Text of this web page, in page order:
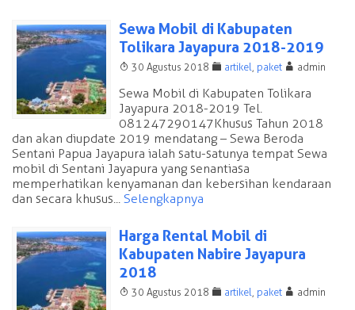
Sewa Mobil di Kabupaten
Tolikara Jayapura 2018-2019
T 30 Agustus 2018 F artikel, paket A admin
Sewa Mobil di Kabupaten Tolikara
Jayapura 2018-2019 Tel.
081247290147 Khusus Tahun 2018
dan akan diupdate 2019 mendatang – Sewa Beroda
Sentani Papua Jayapura ialah satu-satunya tempat Sewa
mobil di Sentani Jayapura yang senantiasa
memperhatikan kenyamanan dan kebersihan kendaraan
dan secara khusus... Selengkapnya
Harga Rental Mobil di
Kabupaten Nabire Jayapura
2018
T 30 Agustus 2018 F artikel, paket A admin